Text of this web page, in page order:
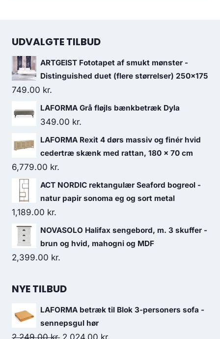
UDVALGTE TILBUD
ARTGEIST Fototapet af smukt mønster -
Distinguished duet (flere størrelser) 250x175
749.00 kr.
LAFORMA Grå fløjls bænkbetræk Dyla
349.00 kr.
LAFORMA Rexit 4 dørs massiv og finér hvid
cedertræ skænk med rattan, 180 x 70 cm
6,779.00 kr.
ACT NORDIC rektangulær Seaford bogreol -
natur papir sonoma eg og sort metal
1,189.00 kr.
NOVASOLO Halifax sengebord, m. 3 skuffer -
brun og hvid, mahogni og MDF
2,399.00 kr.
NYE TILBUD
LAFORMA betræk til Blok 3-personers sofa -
sennepsgul hør